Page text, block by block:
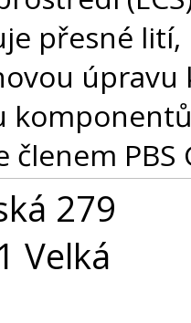
přesné
úpravu
členem PBS
279
Velká